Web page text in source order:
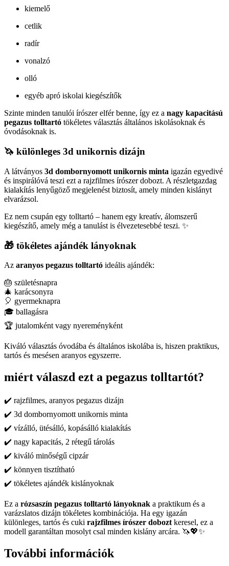
kiemelő
cetlik
radír
vonalzó
olló
egyéb apró iskolai kiegészítők
Szinte minden tanulói írószer elfér benne, így ez a nagy kapacitású
pegazus tolltartó tökéletes választás általános iskolásoknak és
óvodásoknak is.
🦄 különleges 3d unikornis dizájn
A látványos 3d dombornyomott unikornis minta igazán egyedivé
és inspirálóvá teszi ezt a rajzfilmes írószer dobozt. A részletgazdag
kialakítás lenyűgöző megjelenést biztosít, amely minden kislányt
elvarázsol.
Ez nem csupán egy tolltartó – hanem egy kreatív, álomszerű
kiegészítő, amely még a tanulást is élvezetesebbé teszi. ✨
🎁 tökéletes ajándék lányoknak
Az aranyos pegazus tolltartó ideális ajándék:
🎂 születésnapra
🎄 karácsonyra
🎈 gyermeknapra
🎓 ballagásra
🏆 jutalomként vagy nyereményként
Kiváló választás óvodába és általános iskolába is, hiszen praktikus,
tartós és mesésen aranyos egyszerre.
miért válaszd ezt a pegazus tolltartót?
✔️ rajzfilmes, aranyos pegazus dizájn
✔️ 3d dombornyomott unikornis minta
✔️ vízálló, ütésálló, kopásálló kialakítás
✔️ nagy kapacitás, 2 rétegű tárolás
✔️ kiváló minőségű cipzár
✔️ könnyen tisztítható
✔️ tökéletes ajándék kislányoknak
Ez a rózsaszín pegazus tolltartó lányoknak a praktikum és a
varázslatos dizájn tökéletes kombinációja. Ha egy igazán
különleges, tartós és cuki rajzfilmes írószer dobozt keresel, ez a
modell garantáltan mosolyt csal minden kislány arcára. 🦄💖✨
További információk